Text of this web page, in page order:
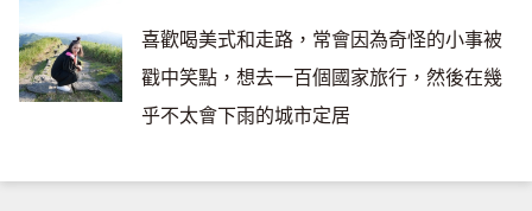
喜歡喝美式和走路，常會因為奇怪的小事被
戳中笑點，想去一百個國家旅行，然後在幾
乎不太會下雨的城市定居